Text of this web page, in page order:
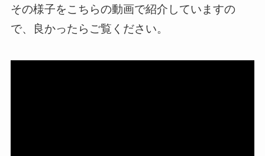
その様子をこちらの動画で紹介していますの
で、良かったらご覧ください。